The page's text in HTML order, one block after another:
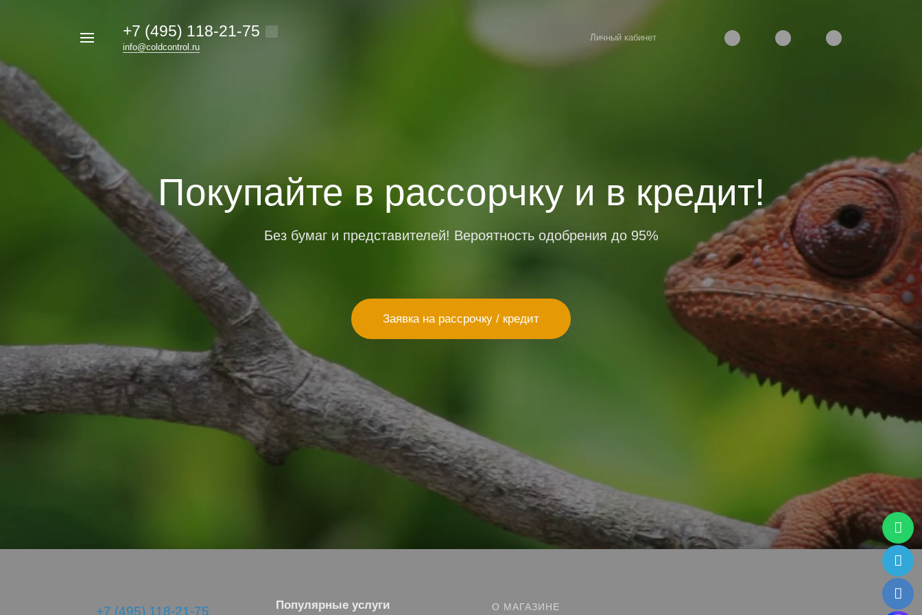
Дайкин
+7 (495) 118-21-75
info@coldcontrol.ru
Личный кабинет
Покупайте в рассорчку и в кредит!
Без бумаг и представителей! Вероятность одобрения до 95%
Заявка на рассрочку / кредит
+7 (495) 118-21-75 Популярные услуги О МАГАЗИНЕ